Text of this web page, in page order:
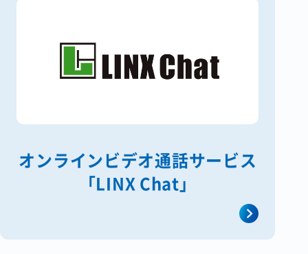
オンラインビデオ通話サービス
「LINX Chat」